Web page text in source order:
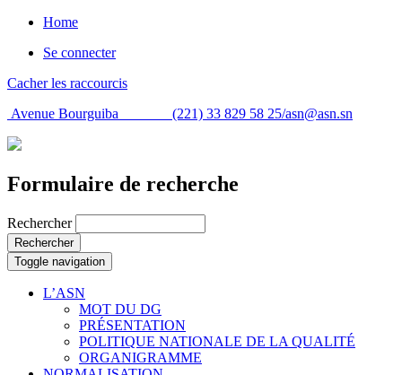
Home
Se connecter
Cacher les raccourcis
Avenue Bourguiba (221) 33 829 58 25/asn@asn.sn
Formulaire de recherche
Rechercher
Rechercher
Toggle navigation
L’ASN
MOT DU DG
PRÉSENTATION
POLITIQUE NATIONALE DE LA QUALITÉ
ORGANIGRAMME